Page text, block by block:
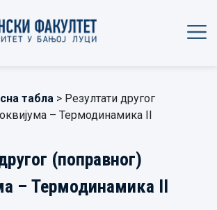
табла > Резултати другог
– Термодинамика II
(поправног)
– Термодинамика II